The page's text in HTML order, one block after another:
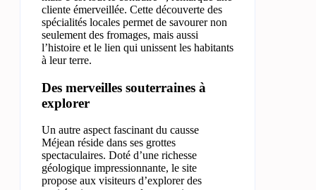
cliente émerveillée. Cette découverte des
spécialités locales permet de savourer non
seulement des fromages, mais aussi
l’histoire et le lien qui unissent les habitants
à leur terre.
Des merveilles souterraines à
explorer
Un autre aspect fascinant du causse
Méjean réside dans ses grottes
spectaculaires. Doté d’une richesse
géologique impressionnante, le site
propose aux visiteurs d’explorer des